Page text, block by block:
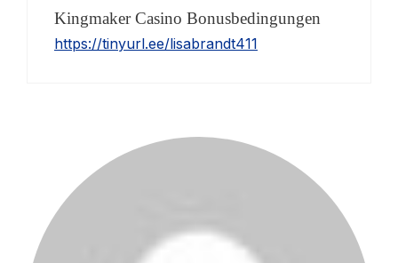
Kingmaker Casino Bonusbedingungen
https://tinyurl.ee/lisabrandt411